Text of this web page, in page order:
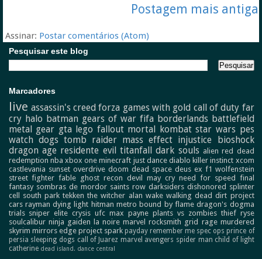
Postagem mais antiga
Assinar: Postar comentários (Atom)
Pesquisar este blog
Marcadores
live assassin's creed forza games with gold call of duty far
cry halo batman gears of war fifa borderlands battlefield
metal gear gta lego fallout mortal kombat star wars pes
watch dogs tomb raider mass effect injustice bioshock
dragon age residente evil titanfall dark souls alien red dead
redemption nba xbox one minecraft just dance diablo killer instinct xcom
castlevania sunset overdrive doom dead space deus ex f1 wolfenstein
street fighter fable ghost recon devil may cry need for speed final
fantasy sombras de mordor saints row darksiders dishonored splinter
cell
south park tekken the witcher alan wake walking dead dirt project
cars rayman dying light hitman metro bound by flame dragon's dogma
trials sniper elite crysis ufc max payne plants vs zombies thief ryse
soulcalibur ninja gaiden la noire marvel rocksmith grid rage murdered
skyrim mirrors edge project spark payday remember me spec ops prince of
persia sleeping dogs call of Juarez marvel avengers spider man child of light
catherine dead island. dance central